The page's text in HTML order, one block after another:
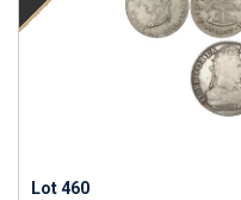
Lot 460